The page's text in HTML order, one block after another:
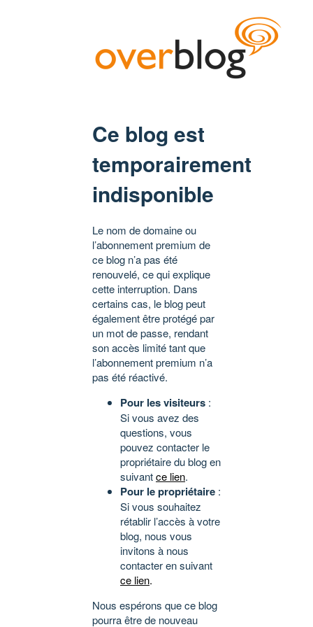
Ce blog est
temporairement
indisponible
Le nom de domaine ou
l’abonnement premium de
ce blog n’a pas été
renouvelé, ce qui explique
cette interruption. Dans
certains cas, le blog peut
également être protégé par
un mot de passe, rendant
son accès limité tant que
l’abonnement premium n’a
pas été réactivé.
Pour les visiteurs :
Si vous avez des
questions, vous
pouvez contacter le
propriétaire du blog en
suivantce lien.
Pour le propriétaire :
Si vous souhaitez
rétablir l’accès à votre
blog, nous vous
invitons à nous
contacter en suivant
ce lien.
Nous espérons que ce blog
pourra être de nouveau